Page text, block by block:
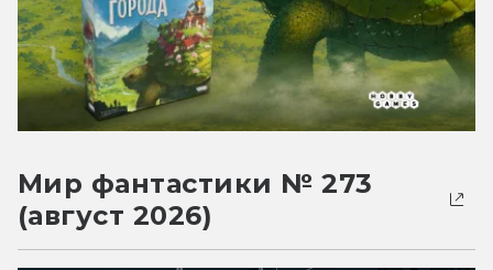
Мир фантастики № 273
(август 2026)